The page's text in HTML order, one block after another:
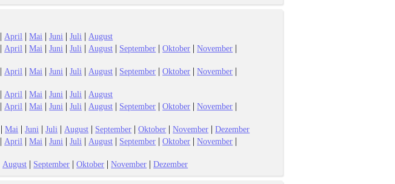
| April |Mai |Juni |Juli | August
| April |Mai |Juni |Juli | August | September |Oktober |November |
| April |Mai |Juni |Juli | August | September |Oktober |November |
| April |Mai |Juni |Juli | August
| April |Mai |Juni |Juli | August | September |Oktober |November |
|Mai |Juni |Juli | August | September |Oktober |November |Dezember
| April |Mai |Juni |Juli | August | September |Oktober |November |
August | September |Oktober |November |Dezember